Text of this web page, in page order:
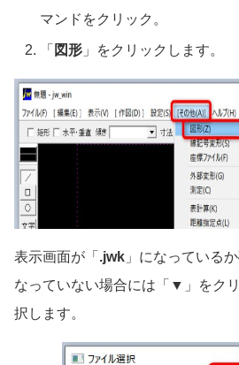
マンドをクリック。
「 図形 」をクリックします。
表示画面が「 .jwk 」になっている
なっていない場合には「▼」をク
択します。